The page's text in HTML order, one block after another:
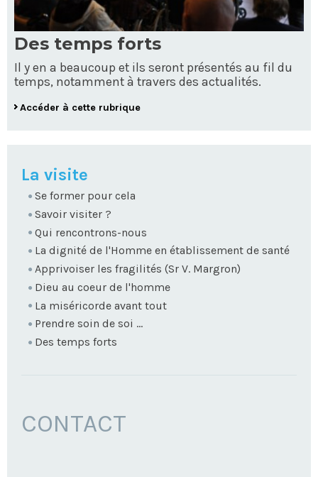
Des temps forts
Il y en a beaucoup et ils seront présentés au fil du
temps, notamment à travers des actualités.
Accéder à cette rubrique
NAVIGATION
La visite
Se former pour cela
Savoir visiter ?
Qui rencontrons-nous
La dignité de l'Homme en établissement de santé
Apprivoiser les fragilités (Sr V. Margron)
Dieu au coeur de l'homme
La miséricorde avant tout
Prendre soin de soi ...
Des temps forts
CONTACT